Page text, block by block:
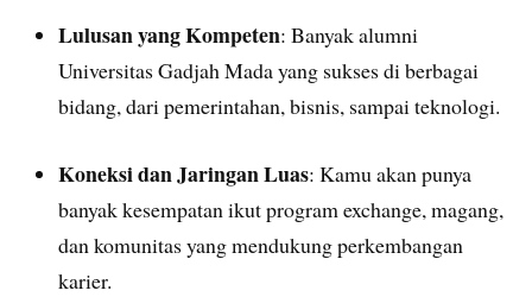
Lulusan yang Kompeten: Banyak alumni
Universitas Gadjah Mada yang sukses di berbagai
bidang, dari pemerintahan, bisnis, sampai teknologi.
Koneksi dan Jaringan Luas: Kamu akan punya
banyak kesempatan ikut program exchange, magang,
dan komunitas yang mendukung perkembangan
karier.